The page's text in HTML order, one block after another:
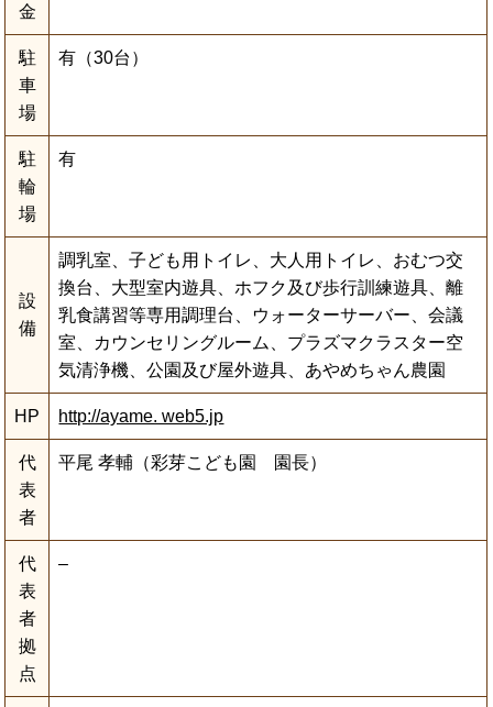
金
駐
車
場
有（30台）
駐
輪
場
有
設
備
調乳室、子ども用トイレ、大人用トイレ、おむつ交
換台、大型室内遊具、ホフク及び歩行訓練遊具、離
乳食講習等専用調理台、ウォーターサーバー、会議
室、カウンセリングルーム、プラズマクラスター空
気清浄機、公園及び屋外遊具、あやめちゃん農園
HP http://ayame. web5.jp
代
表
者
平尾 孝輔（彩芽こども園 園長）
代
表
者
拠
点
–